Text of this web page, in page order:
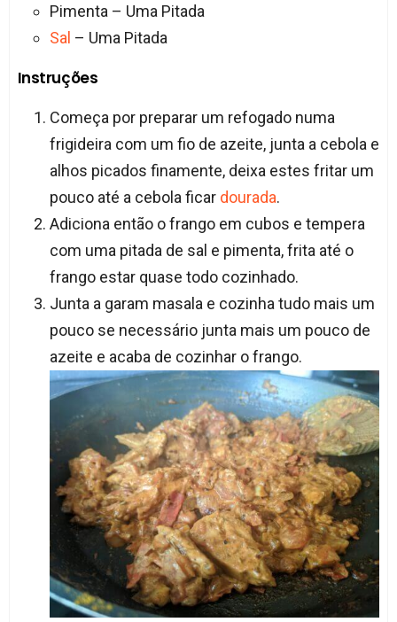
Pimenta – Uma Pitada
Sal – Uma Pitada
Instruções
Começa por preparar um refogado numa
frigideira com um fio de azeite, junta a cebola e
alhos picados finamente, deixa estes fritar um
pouco até a cebola ficar dourada.
Adiciona então o frango em cubos e tempera
com uma pitada de sal e pimenta, frita até o
frango estar quase todo cozinhado.
Junta a garam masala e cozinha tudo mais um
pouco se necessário junta mais um pouco de
azeite e acaba de cozinhar o frango.